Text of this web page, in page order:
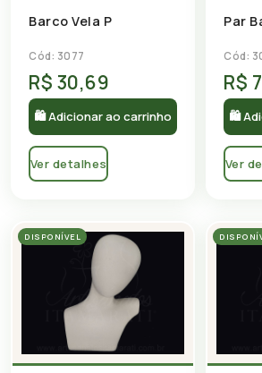
Barco Vela P
Cód: 3077
R$ 30,69
🛍 Adicionar ao carrinho
Ver detalhes
Par
Cód:
R$
🛍
Ver
DISPONÍVEL